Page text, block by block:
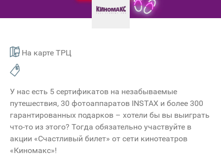
На карте ТРЦ
У нас есть 5 сертификатов на незабываемые
путешествия, 30 фотоаппаратов INSTAX и более 300
гарантированных подарков – хотели бы вы выиграть
что-то из этого? Тогда обязательно участвуйте в
акции «Счастливый билет» от сети кинотеатров
«Киномакс»!